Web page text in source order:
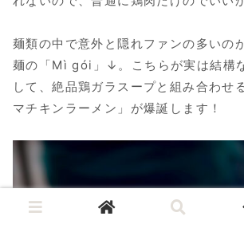
麺類の中で意外と隠れファンの多いの
麺の「Mì gói」↓。こちらが実は結構
して、絶品鶏ガラスープと組み合わせ
マチキンラーメン」が爆誕します！